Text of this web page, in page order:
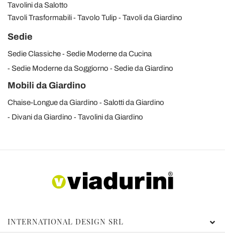
Tavolini da Salotto
Tavoli Trasformabili
Tavolo Tulip Tavoli da Giardino
Sedie
Sedie Classiche
Sedie Moderne da Cucina
Sedie Moderne da Soggiorno
Sedie da Giardino
Mobili da Giardino
Chaise-Longue da Giardino
Salotti da Giardino
Divani da Giardino
Tavolini da Giardino
INTERNATIONAL DESIGN SRL